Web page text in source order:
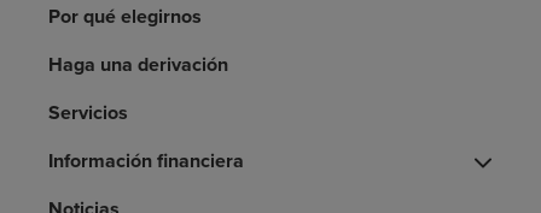
Recursos de salud
Por qué elegirnos
Haga una derivación
Servicios
Información financiera